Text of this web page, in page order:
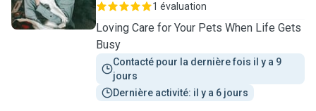
1 évaluation
Loving Care for Your Pets When Life Gets
Busy
Contacté pour la dernière fois il y a 9
jours
Dernière activité: il y a 6 jours